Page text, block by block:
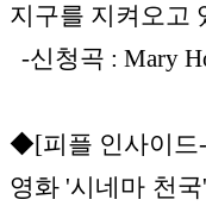
지구를 지켜오고
-신청곡 : Mary
◆[피플 인사이드
영화 '시네마 천